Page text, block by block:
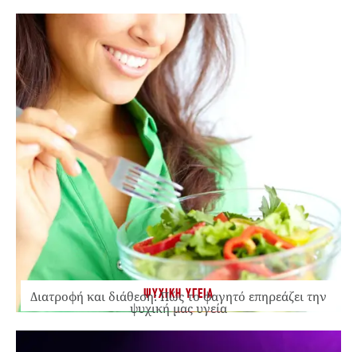
ΨΥΧΙΚΗ ΥΓΕΙΑ
Διατροφή και διάθεση: Πώς το φαγητό επηρεάζει την
ψυχική μας υγεία